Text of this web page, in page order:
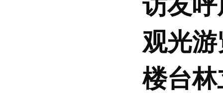
访友
观光
楼台